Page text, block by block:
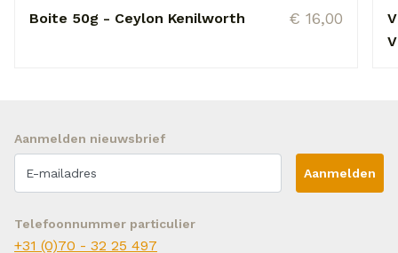
Boite 50g - Ceylon Kenilworth € 16,00
Telefoonnummer particulier
+31 (0)70 - 32 25 497
Aanmelden nieuwsbrief
Aanmelden